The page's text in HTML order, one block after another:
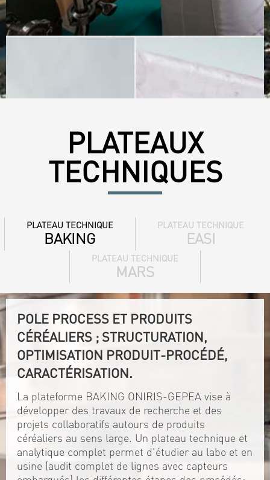
PLATEAUX
TECHNIQUES
PLATEAU TECHNIQUE
BAKING
PLATEAU TECHNIQUE
EASI
PLATEAU TECHNIQUE
MARS
POLE PROCESS ET PRODUITS
CÉRÉALIERS ; STRUCTURATION,
OPTIMISATION PRODUIT-PROCÉDÉ,
CARACTÉRISATION.
La plateforme BAKING ONIRIS-GEPEA vise à
développer des travaux de recherche et des
projets collaboratifs autours de produits
céréaliers au sens large. Un plateau technique et
analytique complet permet d'étudier au labo et en
usine (audit complet de lignes avec capteurs